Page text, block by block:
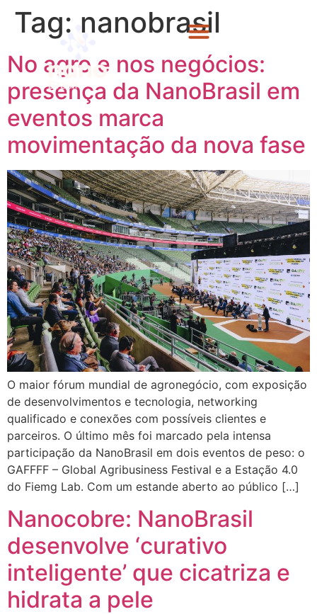
Tag: nanobrasil
No agro e nos negócios:
presença da NanoBrasil em
eventos marca
movimentação da nova fase
O maior fórum mundial de agronegócio, com exposição
de desenvolvimentos e tecnologia, networking
qualificado e conexões com possíveis clientes e
parceiros. O último mês foi marcado pela intensa
participação da NanoBrasil em dois eventos de peso: o
GAFFFF – Global Agribusiness Festival e a Estação 4.0
do Fiemg Lab. Com um estande aberto ao público […]
Nanocobre: NanoBrasil
desenvolve ‘curativo
inteligente’ que cicatriza e
hidrata a pele